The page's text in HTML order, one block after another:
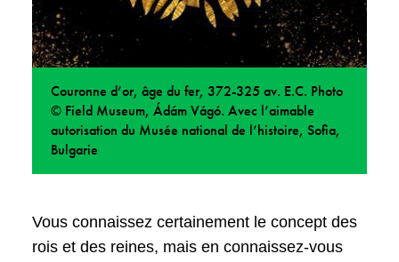
Couronne d’or, âge du fer, 372-325 av. E.C. Photo
© Field Museum, Ádám Vágó. Avec l’aimable
autorisation du Musée national de l’histoire, Sofia,
Bulgarie
Vous connaissez certainement le concept des
rois et des reines, mais en connaissez-vous